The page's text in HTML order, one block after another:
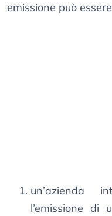
emissione può
un’azienda
l’emissione di